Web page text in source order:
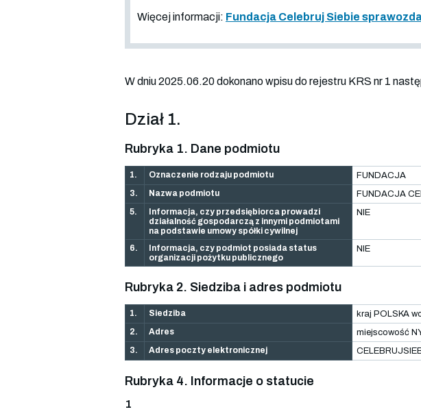
Więcej informacji: Fundacja Celebruj Siebie
W dniu 2025.06.20 dokonano wpisu do rejestru KRS nr 1
Dział 1.
Rubryka 1. Dane podmiotu
1. Oznaczenie rodzaju podmiotu
FUNDACJA
3.
Nazwa podmiotu
FUNDACJA
5.
Informacja, czy przedsiębiorca prowadzi
działalność gospodarczą z innymi podmiotami
na podstawie umowy spółki cywilnej
NIE
6.
Informacja, czy podmiot posiada status
organizacji pożytku publicznego
NIE
Rubryka 2. Siedziba i adres podmiotu
1. Siedziba
kraj POLSKA
2.
Adres
miejscowość
3.
Adres poczty elektronicznej
Rubryka 4. Informacje o statucie
1